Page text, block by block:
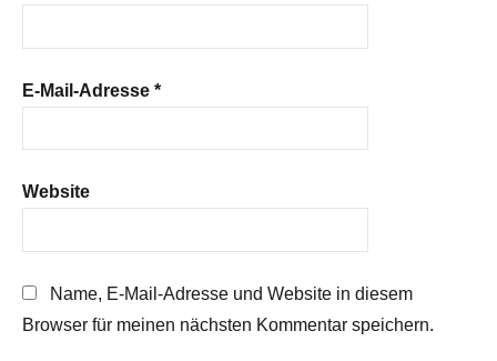
E-Mail-Adresse *
Website
Name, E-Mail-Adresse und Website in diesem
Browser für meinen nächsten Kommentar speichern.